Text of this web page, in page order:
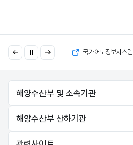
이
다
국고보조금 부정수급 제보 국가어도정보시스템
해양수산부 및 소속기관
해양수산부 산하기관